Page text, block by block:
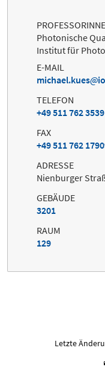
Photonische
Institut für
E-MAIL
michael.kues
TELEFON
+49 511 762 3539
FAX
+49 511 762
ADRESSE
Nienburger
GEBÄUDE
3201
RAUM
129
Letzte